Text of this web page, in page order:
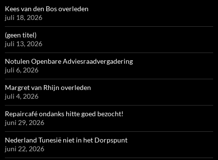
Kees van den Bos overleden
juli 18, 2026
(geen titel)
juli 13, 2026
Notulen Openbare Adviesraadvergadering
juli 6, 2026
Margret van Rhijn overleden
juli 4, 2026
Repaircafé ondanks hitte goed bezocht!
juni 29, 2026
Nederland Tunesië niet in het Dorpspunt
juni 22, 2026